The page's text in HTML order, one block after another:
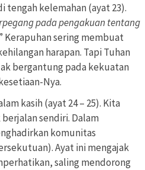
tengah kelemahan (ayat 23).
pada pengakuan tentang
Kerapuhan sering membuat
harapan. Tapi Tuhan
bergantung pada kekuatan
Nya.
kasih (ayat 24 – 25). Kita
sendiri. Dalam
komunitas
Ayat ini mengajak
saling mendorong